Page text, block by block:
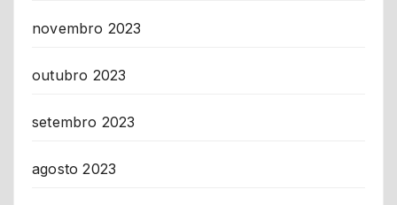
novembro 2023
outubro 2023
setembro 2023
agosto 2023